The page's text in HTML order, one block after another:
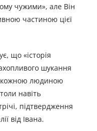
чужими», але Він
частиною цієї
що «історія
шукання
кожною людиною
навіть
підтвердження
від Івана.